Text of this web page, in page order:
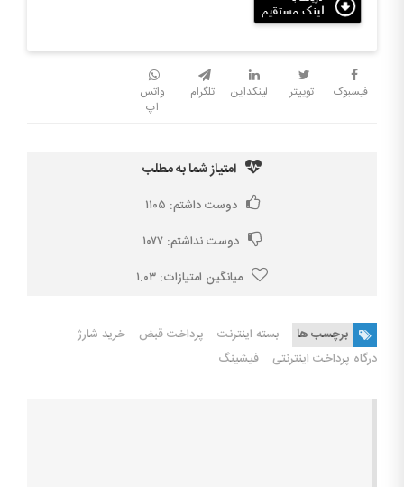
فیسبوک توییتر لینکداین تلگرام
واتس
اپ
امتیاز شما به مطلب
دوست داشتم: ۱۱۰۵
دوست نداشتم: ۱۰۷۷
میانگین امتیازات: ۱.۰۳
برچسب ها بسته اینترنت پرداخت قبض
خرید شارژ
درگاه پرداخت اینترنتی
فیشینگ